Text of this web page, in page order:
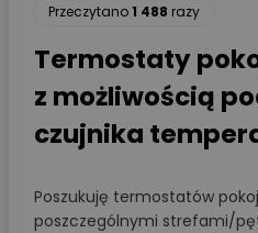
Przeczytano1 488 razy
Termostaty
z możliwością
czujnika
Poszukuję termostatów
poszczególnymi strefami/